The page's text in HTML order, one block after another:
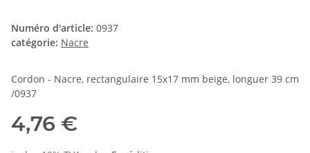
Numéro d'article: 0937
catégorie: Nacre
Cordon - Nacre, rectangulaire 15x17 mm beige, longuer 39 cm
/0937
4,76 €